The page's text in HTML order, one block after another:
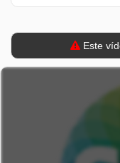
Este